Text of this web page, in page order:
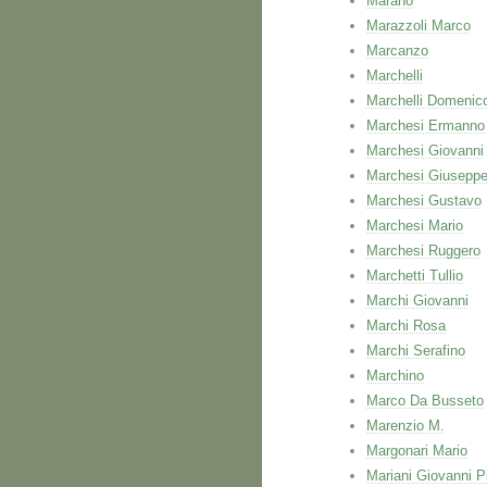
Marazzoli Marco
Marcanzo
Marchelli
Marchelli
Marchesi Ermanno
Marchesi Giovanni
Marchesi Giuseppe
Marchesi Gustavo
Marchesi Mario
Marchesi Ruggero
Marchetti Tullio
Marchi Giovanni
Marchi Rosa
Marchi Serafino
Marchino
Marco Da Busseto
Marenzio M.
Margonari Mario
Mariani Giovanni